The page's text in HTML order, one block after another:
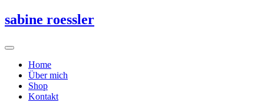
Zum
Inhalt
sabine roessler
Home
Über mich
Shop
Kontakt